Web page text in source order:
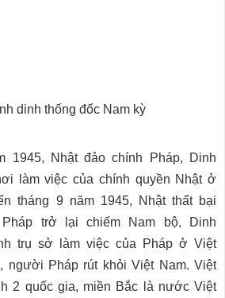
dinh thống đốc Nam kỳ
1945, Nhật đảo chính Pháp, Dinh
làm việc của chính quyền Nhật ở
tháng 9 năm 1945, Nhật thất bại
trở lại chiếm Nam bộ, Dinh
trụ sở làm việc của Pháp ở Việt
người Pháp rút khỏi Việt Nam. Việt
2 quốc gia, miền Bắc là nước Việt